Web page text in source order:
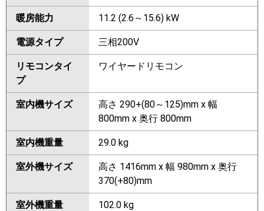
暖房能力 11.2 (2.6～15.6) kW
電源タイプ 三相200V
リモコンタイ
プ
ワイヤードリモコン
室内機サイズ
高さ 290+(80～125)mm x 幅
800mm x 奥行 800mm
室内機重量 29.0 kg
室外機サイズ
高さ 1416mm x 幅 980mm x 奥行
370(+80)mm
室外機重量 102.0 kg